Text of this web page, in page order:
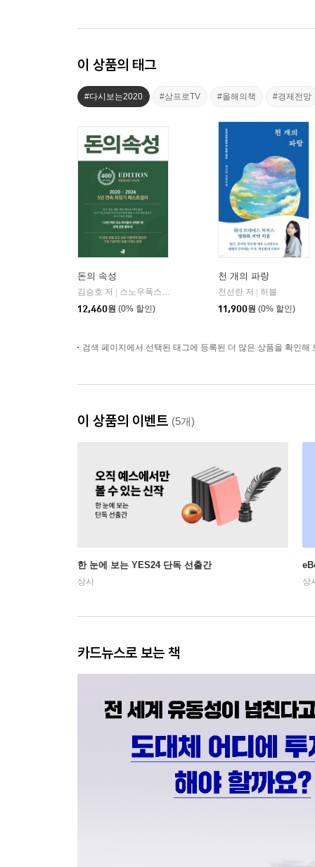
이 상품의 태그
#다시보는2020 #삼프로TV #올해의책 #경제전망
돈의 속성
김승호 저
스노우폭스북스
12,460원 (0% 할인)
천 개의 파랑
천선란 저
허블
11,900원 (0% 할인)
검색 페이지에서 선택된 태그에 등록된 더 많은 상품을 확인해
이 상품의 이벤트 (5개)
한 눈에 보는 YES24 단독 선출간
상시 상
카드뉴스로 보는 책